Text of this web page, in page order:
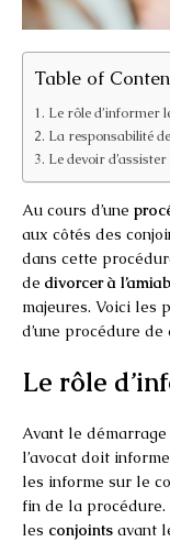
Table of
Le rôle d’informer
La responsabilité
Le devoir
Au cours d’une
aux côtés des
dans cette
de divorcer à
majeures. Voici les
d’une procédure de
Le rôle
Avant le
l’avocat doit
les informe sur le
fin de la
les conjoints avant